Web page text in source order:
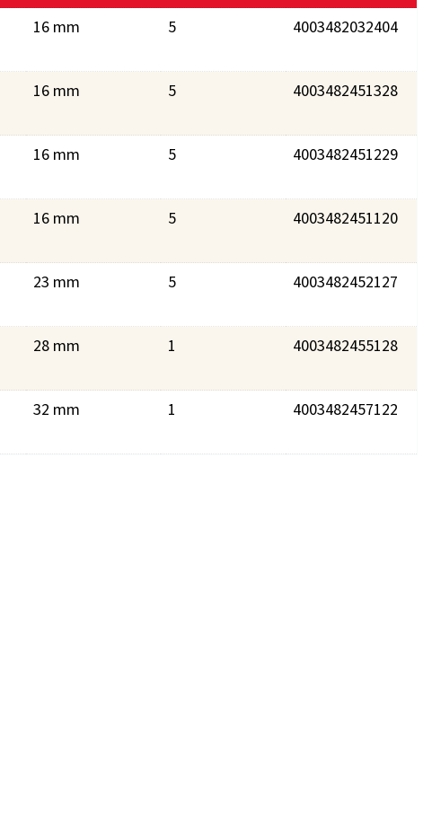
16 mm 5 4003482032404
16 mm 5 4003482451328
16 mm 5 4003482451229
16 mm 5 4003482451120
23 mm 5 4003482452127
28 mm 1 4003482455128
32 mm 1 4003482457122